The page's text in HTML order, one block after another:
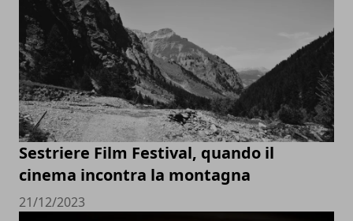
Sestriere Film Festival, quando il
cinema incontra la montagna
21/12/2023